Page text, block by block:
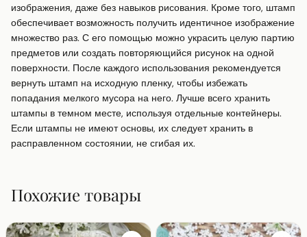
изображения, даже без навыков рисования. Кроме того, штамп
обеспечивает возможность получить идентичное изображение
множество раз. С его помощью можно украсить целую партию
предметов или создать повторяющийся рисунок на одной
поверхности. После каждого использования рекомендуется
вернуть штамп на исходную пленку, чтобы избежать
попадания мелкого мусора на него. Лучше всего хранить
штампы в темном месте, используя отдельные контейнеры.
Если штампы не имеют основы, их следует хранить в
расправленном состоянии, не сгибая их.
Похожие товары